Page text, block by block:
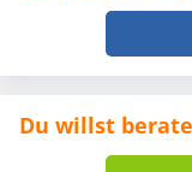
Du willst